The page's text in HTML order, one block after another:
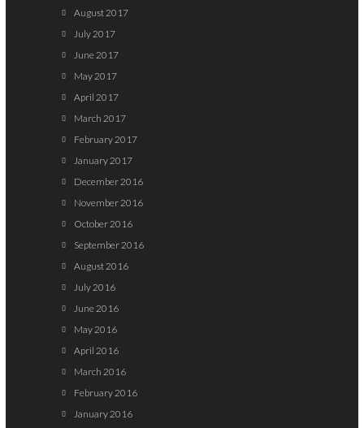
August 2017
July 2017
June 2017
May 2017
April 2017
March 2017
February 2017
January 2017
December 2016
November 2016
October 2016
September 2016
August 2016
July 2016
June 2016
May 2016
April 2016
March 2016
February 2016
January 2016